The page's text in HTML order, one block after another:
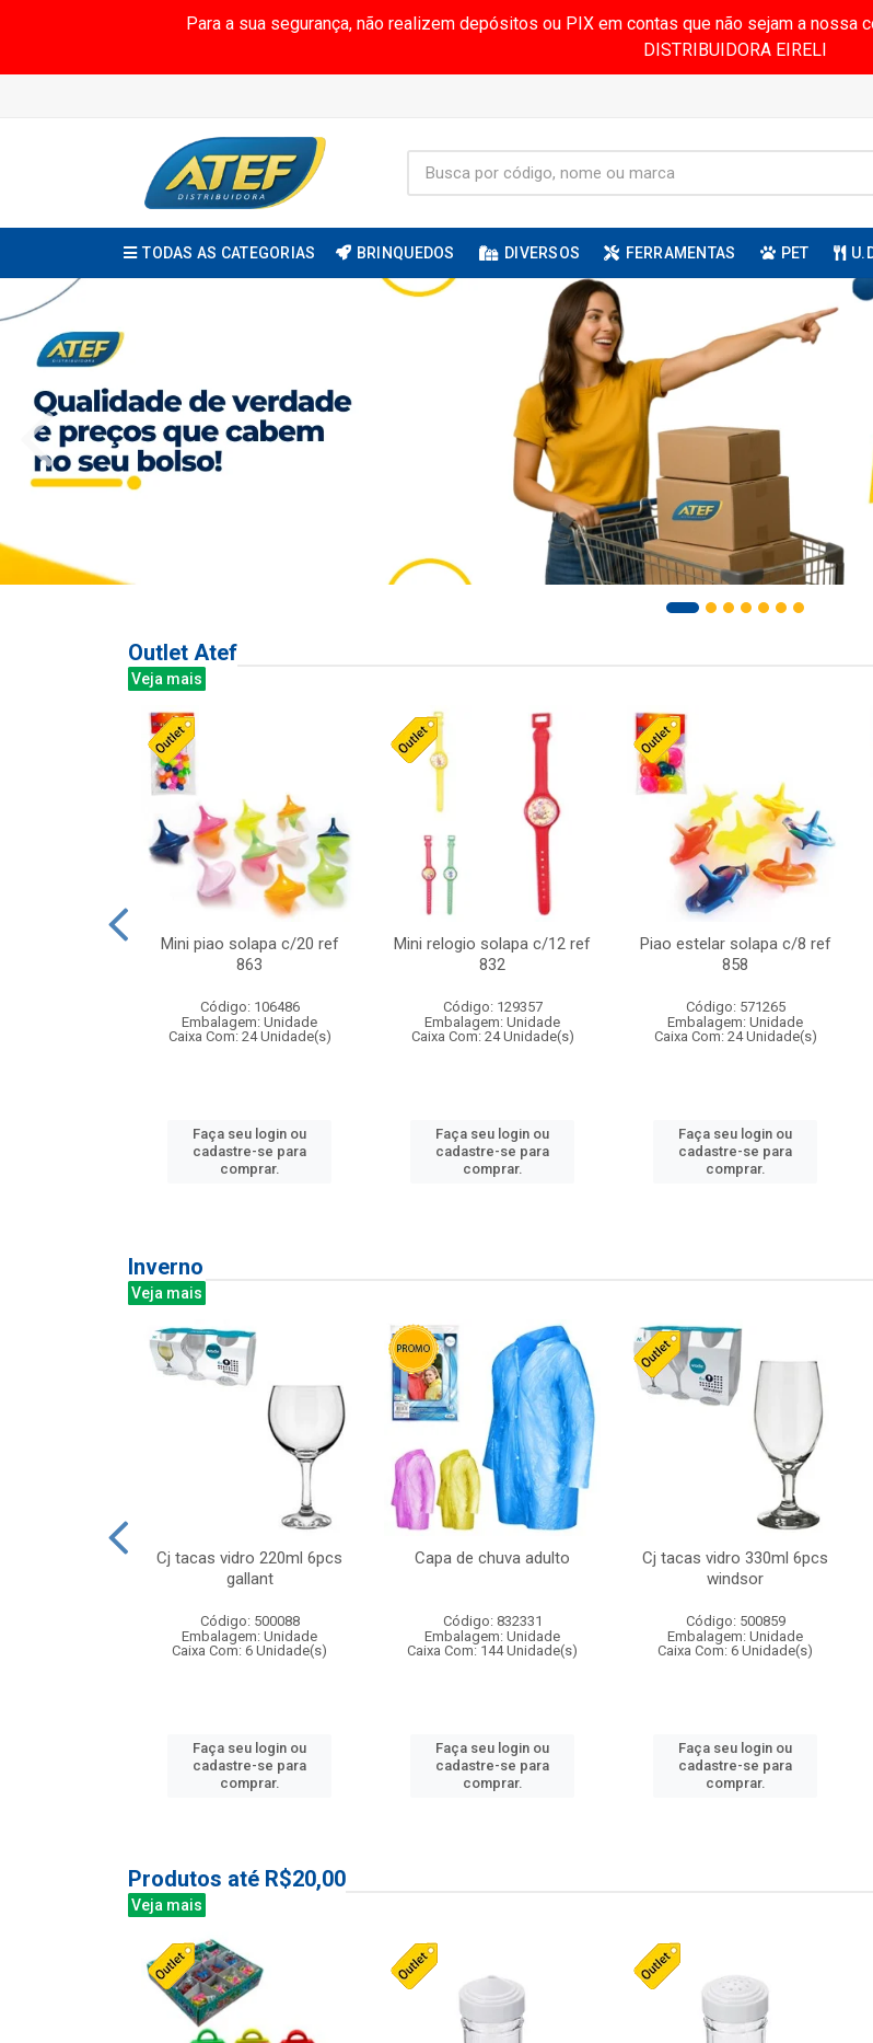
Para a sua segurança, não realizem depósitos ou PIX em contas que não sejam a nossa
DISTRIBUIDORA EIRELI
TODAS AS CATEGORIAS BRINQUEDOS DIVERSOS FERRAMENTAS PET
Outlet Atef
Veja mais
Mini piao solapa c/20 ref
863
Código: 106486
Embalagem: Unidade
Caixa Com: 24 Unidade(s)
Faça seu login ou
cadastre-se para
comprar.
Mini relogio solapa c/12 ref
832
Código: 129357
Embalagem: Unidade
Caixa Com: 24 Unidade(s)
Faça seu login ou
cadastre-se para
comprar.
Piao estelar solapa c/8 ref
858
Código: 571265
Embalagem: Unidade
Caixa Com: 24 Unidade(s)
Faça seu login ou
cadastre-se para
comprar.
Inverno
Veja mais
Cj tacas vidro 220ml 6pcs
gallant
Código: 500088
Embalagem: Unidade
Caixa Com: 6 Unidade(s)
Faça seu login ou
cadastre-se para
comprar.
Capa de chuva adulto
Código: 832331
Embalagem: Unidade
Caixa Com: 144 Unidade(s)
Faça seu login ou
cadastre-se para
comprar.
Cj tacas vidro 330ml 6pcs
windsor
Código: 500859
Embalagem: Unidade
Caixa Com: 6 Unidade(s)
Faça seu login ou
cadastre-se para
comprar.
Produtos até R$20,00
Veja mais